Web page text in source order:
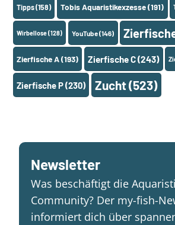
Tipps(158) Tobis Aquaristikexzesse(191)
Wirbellose(128) YouTube(146)
Zierfische A(193) Zierfische C(243)
Zierfische P(230) Zucht(523)
Newsletter
Was beschäftigt die
Community? Der my-fish-
informiert dich über